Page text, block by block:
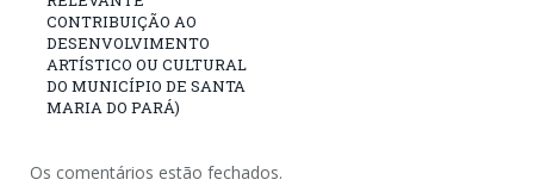
CONTRIBUIÇÃO AO
DESENVOLVIMENTO
ARTÍSTICO OU CULTURAL
DO MUNICÍPIO DE SANTA
MARIA DO PARÁ)
Os comentários estão fechados.